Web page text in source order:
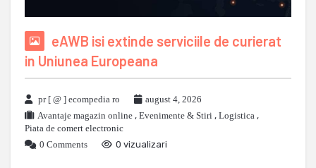
eAWB isi extinde serviciile de curierat
in Uniunea Europeana
pr [ @ ] ecompedia ro
august 4, 2026
Avantaje magazin online , Evenimente & Stiri , Logistica ,
Piata de comert electronic
0 Comments
0 vizualizari